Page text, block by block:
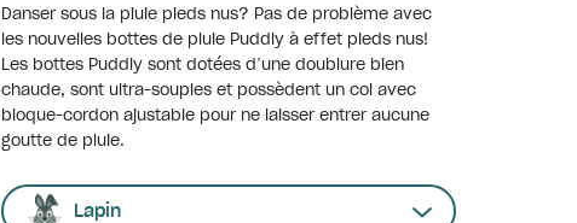
Danser sous la pluie pieds nus? Pas de problème avec
les nouvelles bottes de pluie Puddly à effet pieds nus!
Les bottes Puddly sont dotées d’une doublure bien
chaude, sont ultra-souples et possèdent un col avec
bloque-cordon ajustable pour ne laisser entrer aucune
goutte de pluie.
Lapin